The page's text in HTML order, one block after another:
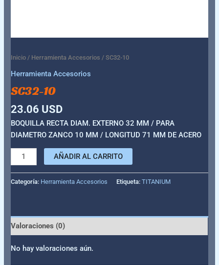
Inicio / Herramienta Accesorios / SC32-10
Herramienta Accesorios
SC32-10
23.06 USD
BOQUILLA RECTA DIAM. EXTERNO 32 MM / PARA
DIAMETRO ZANCO 10 MM / LONGITUD 71 MM DE ACERO
AÑADIR AL CARRITO
Categoría: Herramienta Accesorios Etiqueta:TITANIUM
Valoraciones (0)
No hay valoraciones aún.